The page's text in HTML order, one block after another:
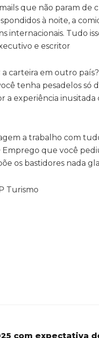
que não param de
à noite, a
internacionais. Tudo
e escritor
carteira em outro
tenha pesadelos
a experiência
a trabalho com
Emprego que você
os bastidores nada
Turismo
com expectativa